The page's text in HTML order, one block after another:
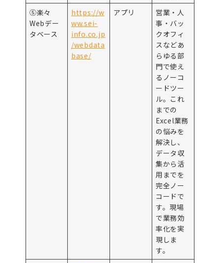
⑤楽々
Webデー
タベース
https://w
ww.sei-
info.co.jp
/webdata
base/
アプリ
営業・人
事・バッ
クオフィ
スなどあ
らゆる部
門で使え
るノーコ
ードツー
ル。これ
までの
Excel業務
の悩みを
解決し、
データ収
集から活
用までを
完全ノー
コードで
す。現場
で業務効
率化を実
現しま
す。